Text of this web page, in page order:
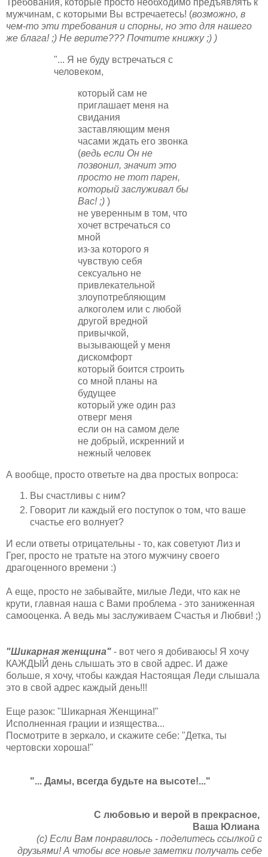
Требования, которые просто необходимо предъявлять к
мужчинам, с которыми Вы встречаетесь! (возможно, в
чем-то эти требования и спорны, но это для нашего
же блага! ;) Не верите??? Почтите книжку ;) )
"... Я не буду встречаться с
человеком,
который сам не
приглашает меня на
свидания
заставляющим меня
часами ждать его звонка
(ведь если Он не
позвонил, значит это
просто не тот парен,
который заслуживал бы
Вас! ;) )
не уверенным в том, что
хочет встречаться со
мной
из-за которого я
чувствую себя
сексуально не
привлекательной
злоупотребляющим
алкоголем или с любой
другой вредной
привычкой,
вызывающей у меня
дискомфорт
который боится строить
со мной планы на
будущее
который уже один раз
отверг меня
если он на самом деле
не добрый, искренний и
нежный человек
А вообще, просто ответьте на два простых вопроса:
Вы счастливы с ним?
Говорит ли каждый его поступок о том, что ваше
счастье его волнует?
И если ответы отрицательны - то, как советуют Лиз и
Грег, просто не тратьте на этого мужчину своего
драгоценного времени :)
А еще, просто не забывайте, милые Леди, что как не
крути, главная наша с Вами проблема - это заниженная
самооценка. А ведь мы заслуживаем Счастья и Любви! ;)
"Шикарная женщина" - вот чего я добиваюсь! Я хочу
КАЖДЫЙ день слышать это в свой адрес. И даже
больше, я хочу, чтобы каждая Настоящая Леди слышала
это в свой адрес каждый день!!!
Еще разок: "Шикарная Женщина!"
Исполненная грации и изящества...
Посмотрите в зеркало, и скажите себе: "Детка, ты
чертовски хороша!"
"... Дамы, всегда будьте на высоте!..."
C любовью и верой в прекрасное,
Ваша Юлиана
(с) Если Вам понравилось - поделитесь ссылкой с
друзьями! А чтобы все новые заметки получать себе